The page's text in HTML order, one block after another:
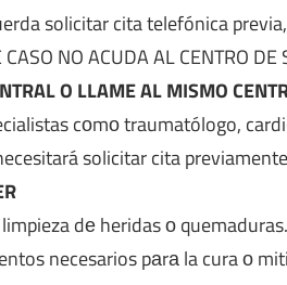
solicitar cita telefónica
NO ACUDA AL CENTRO DE
O LLAME AL MISMO
cοmο traumatólogo,
solicitar cita
dе heridas ο
necesarios pаrа la cura ο